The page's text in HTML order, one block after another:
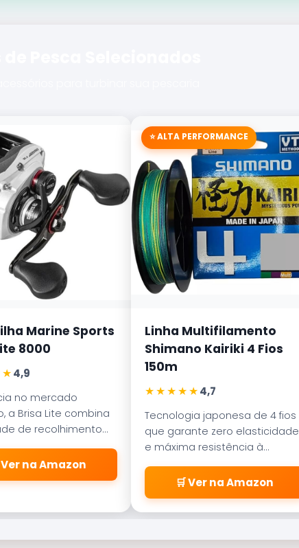
Marine Sports
8000
4,9
no mercado
a Brisa Lite combina
de recolhimento
sistema de freio
que evita as
Ver na Amazon
⭐ ALTA PERFORMANCE
Linha Multifilamento
Shimano Kairiki 4 Fios
150m
★★★★★4,7
Tecnologia japonesa de 4 fios
que garante zero elasticidade
e máxima resistência à
abrasão. Desliza suavemente
pelos passadores.
🛒 Ver na Amazon